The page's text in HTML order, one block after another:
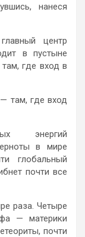
нанеся
центр
в пустыне
где вход в
там, где вход
энергий
в мире
глобальный
почти все
раза. Четыре
— материки
почти